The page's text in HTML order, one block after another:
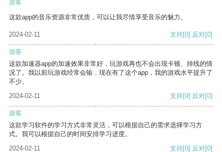
游客
这款app的音乐资源非常优质，可以让我尽情享受音乐的魅力。
2024-02-11 支持[0] 反对[0]
游客
这款加速器app的加速效果非常好，玩游戏再也不会出现卡顿、掉线的情
况了。我以前玩游戏经常会输，现在有了这个app，我的游戏水平提升了
不少。
2024-02-11
支持[0] 反对[0]
游客
这款学习软件的学习方式非常灵活，可以根据自己的需求选择学习方
式。我可以根据自己的时间安排学习进度。
2024-02-11
支持[0] 反对[0]